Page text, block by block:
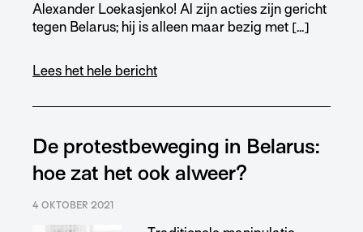
Alexander Loekasjenko! Al zijn acties zijn gericht
tegen Belarus; hij is alleen maar bezig met […]
Lees het hele bericht
De protestbeweging in Belarus:
hoe zat het ook alweer?
4 OKTOBER 2021